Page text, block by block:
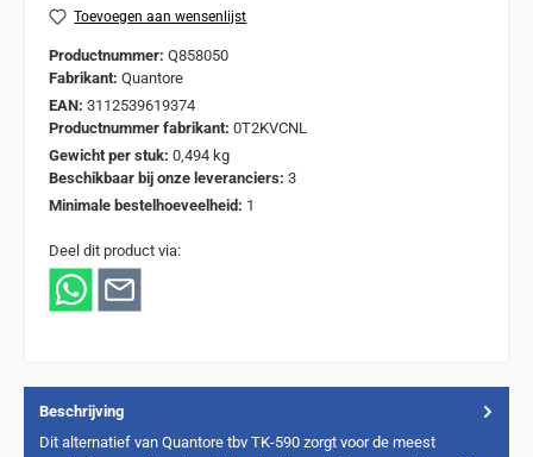
Toevoegen aan wensenlijst
Productnummer: Q858050
Fabrikant: Quantore
EAN: 3112539619374
Productnummer fabrikant: 0T2KVCNL
Gewicht per stuk: 0,494 kg
Beschikbaar bij onze leveranciers: 3
Minimale bestelhoeveelheid: 1
Deel dit product via:
Beschrijving
Dit alternatief van Quantore tbv TK-590 zorgt voor de meest